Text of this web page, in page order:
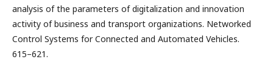
analysis of the parameters of digitalization and innovation
activity of business and transport organizations. Networked
Control Systems for Connected and Automated Vehicles.
615–621.